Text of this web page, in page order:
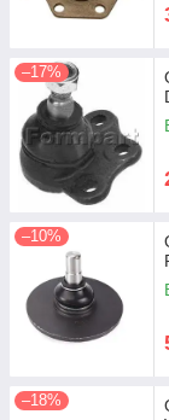
–17%
–10%
–18%